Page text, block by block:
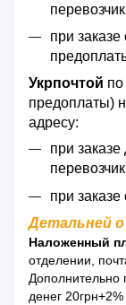
при
Укрпочтой
предоплаты)
адресу:
при
при заказе
Детальней
Наложенный
отделении,
Дополнительно
денег